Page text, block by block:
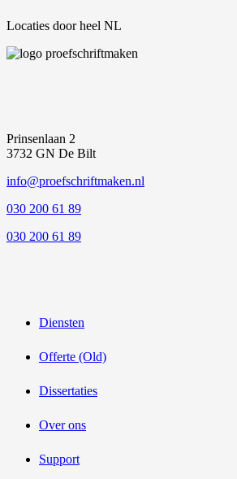
Locaties door heel NL
Prinsenlaan 2
3732 GN De Bilt
info@proefschriftmaken.nl
030 200 61 89
030 200 61 89
Diensten
Offerte (Old)
Dissertaties
Over ons
Support